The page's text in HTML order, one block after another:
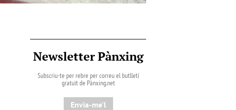
Newsletter Pànxing
Subscriu-te per rebre per correu el butlletí
gratuït de Pànxing.net​
Envia-me'l